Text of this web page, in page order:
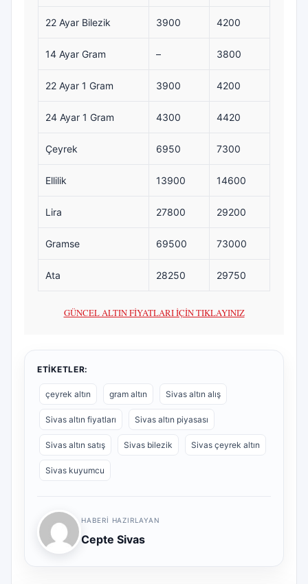
22 Ayar Bilezik 3900 4200
14 Ayar Gram – 3800
22 Ayar 1 Gram 3900 4200
24 Ayar 1 Gram 4300 4420
Çeyrek 6950 7300
Ellilik 13900 14600
Lira 27800 29200
Gramse 69500 73000
Ata 28250 29750
GÜNCEL ALTIN FİYATLARI İÇİN TIKLAYINIZ
ETIKETLER:
çeyrek altın gram altın Sivas altın alış
Sivas altın fiyatları Sivas altın piyasası
Sivas altın satış Sivas bilezik Sivas çeyrek altın
Sivas kuyumcu
HABERI HAZIRLAYAN
Cepte Sivas